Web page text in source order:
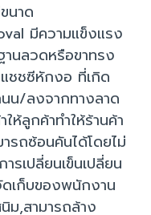
นาด
มีความแข็งแรง
านลวดหรือขาทรง
ชชซีหักงอ ที่เกิด
น/ลงจากทางลาด
ห้ลูกค้าทำให้ร้านค้า
รถซ้อนคันได้โดยไม่
รเปลี่ยนเข็นเปลี่ยน
เก็บของพนักงาน
นิม,สามารถล้าง